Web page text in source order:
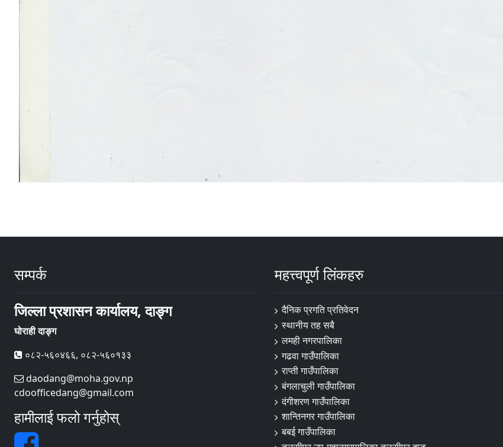
सम्पर्क
जिल्ला प्रशासन कार्यालय, दाङ्ग
घोराही दाङ्ग
०८२-५६०४६६, ०८२-५६०१३३
daodang@moha.gov.np
cdoofficedang@gmail.com
हामीलाई फलो गर्नुहोस्
महत्त्वपूर्ण लिंकहरु
दैनिक प्रगति प्रतिवेदन
स्थानीय तह सबै
लमही नगरपालिका
गढवा गाउँपालिका
राप्ती गाउँपालिका
बंगलाचुली गाउँपालिका
दंगीशरण गाउँपालिका
शान्तिनगर गाउँपालिका
बबई गाउँपालिका